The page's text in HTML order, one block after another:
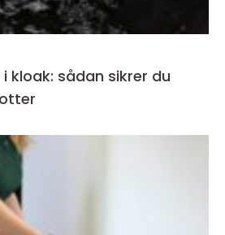
sådan sikrer du